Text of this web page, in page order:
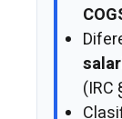
(IRC